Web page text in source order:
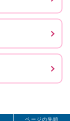
ページの先頭